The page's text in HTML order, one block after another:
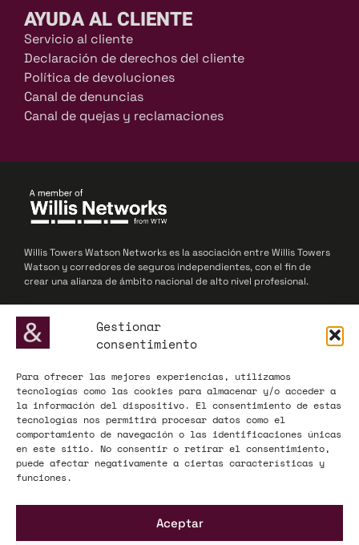
Gestionar
consentimiento
Para ofrecer las mejores experiencias, utilizamos
tecnologías como las cookies para almacenar y/o acceder a
la información del dispositivo. El consentimiento de estas
tecnologías nos permitirá procesar datos como el
comportamiento de navegación o las identificaciones únicas
en este sitio. No consentir o retirar el consentimiento,
puede afectar negativamente a ciertas características y
funciones.
Aceptar
AYUDA AL CLIENTE
Servicio al cliente
Declaración de derechos del cliente
Política de devoluciones
Canal de denuncias
Canal de quejas y reclamaciones
Willis Towers Watson Networks es la asociación entre Willis Towers
Watson y corredores de seguros independientes, con el fin de
crear una alianza de ámbito nacional de alto nivel profesional.
ADECOSE, fundada en 1977, defiende los intereses de las
corredurías de seguros y reaseguros, actuando como interlocutor
influyente ante la Administración y el mercado asegurador a nivel
nacional y europeo.
INFORMACIÓN LEGAL